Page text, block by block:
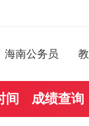
海南公务员
间 成绩查询